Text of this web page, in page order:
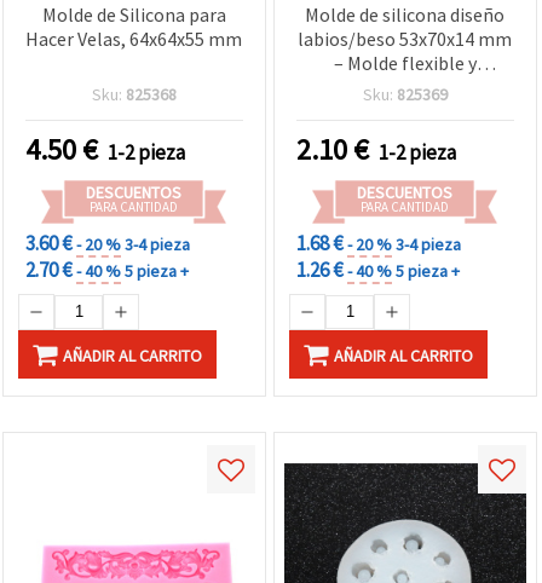
Molde de Silicona para
Hacer Velas, 64x64x55 mm
Sku: 825368
4.50€ 1-2 pieza
DESCUENTOS
PARA CANTIDAD
3.60 €- 20 %3-4 pieza
2.70 €- 40 %5 pieza +
AÑADIR AL CARRITO
Molde de silicona diseño
labios/beso 53x70x14 mm
– Molde flexible y
reutilizable para resina,
arcilla polimérica, jabón y
manualidades DIY
Sku: 825369
2.10€ 1-2 pieza
DESCUENTOS
PARA CANTIDAD
1.68 €- 20 %3-4 pieza
1.26 €- 40 %5 pieza +
AÑADIR AL CARRITO